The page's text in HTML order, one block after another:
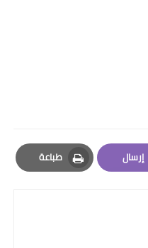
إرسال
Email
طباعة
Print